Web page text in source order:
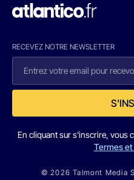
RECEVEZ NOTRE NEWSLETTER
En cliquant sur s'inscrire, vous
Termes
© 2026 Talmont Media